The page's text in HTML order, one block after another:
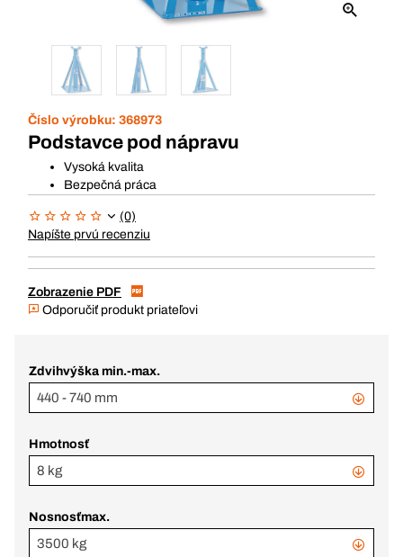
Číslo výrobku: 368973
Podstavce pod nápravu
Vysoká kvalita
Bezpečná práca
(0)
Napíšte prvú recenziu
Zobrazenie PDF
Odporučiť produkt priateľovi
Zdvihvýška min.-max.
440 - 740 mm
Hmotnosť
8 kg
Nosnosťmax.
3500 kg